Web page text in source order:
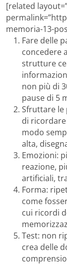
[related
memoria-13-
Fare delle
concedere
strutture
non più di
pause di 5
Sfruttare le
di
modo
alta,
Emozioni:
reazione,
artificiali,
Forma:
come
cui ricordi
Test: non
crea delle